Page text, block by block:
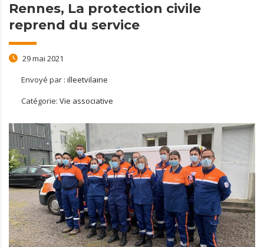
Rennes, La protection civile
reprend du service
29 mai 2021
Envoyé par : illeetvilaine
Catégorie: Vie associative